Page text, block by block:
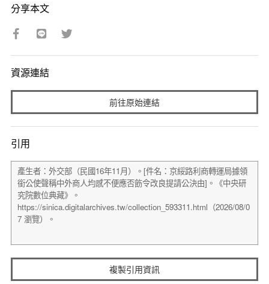
分享本文
資源連結
前往原始連結
引用
複製引用資訊